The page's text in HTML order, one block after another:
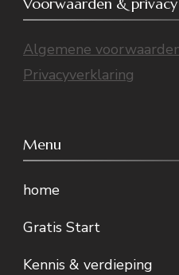
Algemene
Privacyverklaring
Menu
home
Gratis Start
Kennis & verdieping